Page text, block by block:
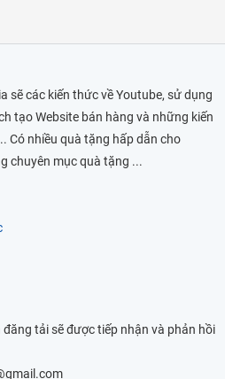
sẽ các kiến thức về Youtube, sử dụng
tạo Website bán hàng và những kiến
Có nhiều quà tặng hấp dẫn cho
chuyên mục quà tặng ...
tải sẽ được tiếp nhận và phản hồi